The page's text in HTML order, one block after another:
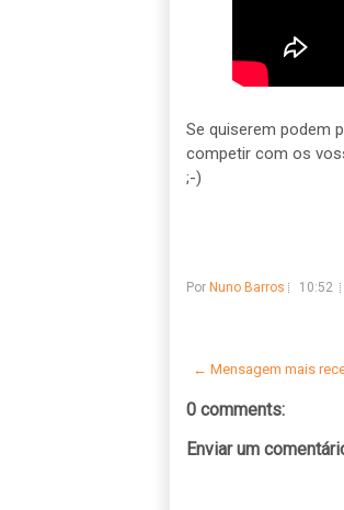
Se quiserem podem
competir com os
;-)
Por Nuno Barros 10:52
← Mensagem mais
0 comments:
Enviar um